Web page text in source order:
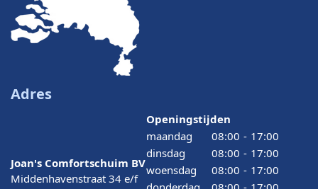
Adres
Joan's Comfortschuim BV
Middenhavenstraat 34 e/f
Openingstijden
maandag
08:00 - 17:00
dinsdag
08:00 - 17:00
woensdag
08:00 - 17:00